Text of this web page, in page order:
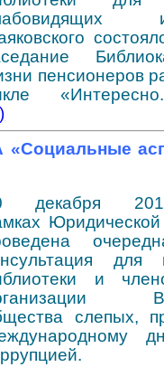
пенсионеров
декабря
для
и
слепых,